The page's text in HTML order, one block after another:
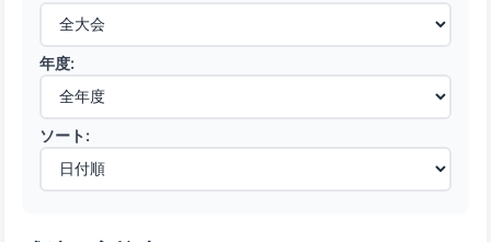
年度:
ソート: